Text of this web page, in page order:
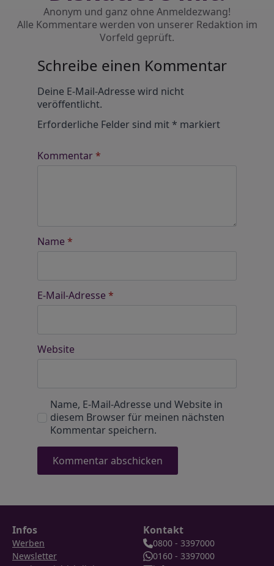
Anonym und ganz ohne Anmeldezwang!
Alle Kommentare werden von unserer Redaktion im
Vorfeld geprüft.
Schreibe einen Kommentar
Deine E-Mail-Adresse wird nicht
veröffentlicht.
Erforderliche Felder sind mit* markiert
Kommentar*
Name *
E-Mail-Adresse *
Website
Name, E-Mail-Adresse und Website in
diesem Browser für meinen nächsten
Kommentar speichern.
Infos
Werben
Newsletter
Kontakt
0800 - 3397000
0160 - 3397000